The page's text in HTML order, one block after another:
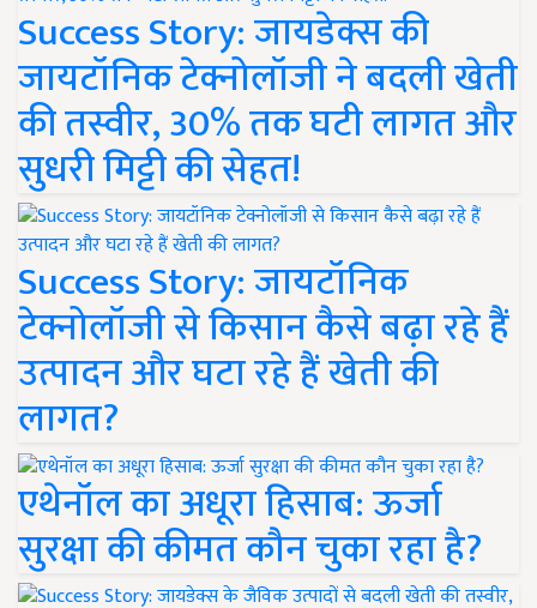
Success Story: जायडेक्स की
जायटॉनिक टेक्नोलॉजी ने बदली खेती
की तस्वीर, 30% तक घटी लागत और
सुधरी मिट्टी की सेहत!
Success Story: जायटॉनिक
टेक्नोलॉजी से किसान कैसे बढ़ा रहे हैं
उत्पादन और घटा रहे हैं खेती की
लागत?
एथेनॉल का अधूरा हिसाब: ऊर्जा
सुरक्षा की कीमत कौन चुका रहा है?